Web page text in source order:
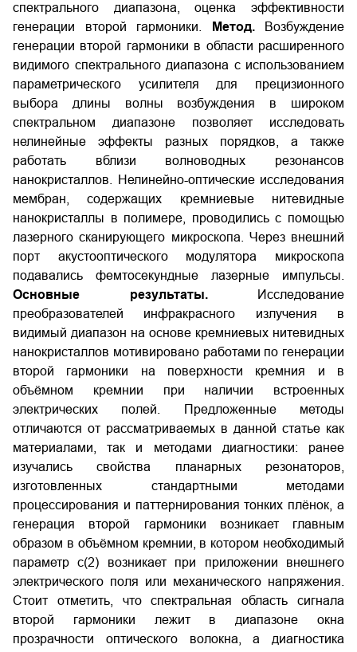
спектрального диапазона, оценка эффективности
генерации второй гармоники.
Метод.
Возбуждение
генерации второй гармоники в области расширенного
видимого спектрального диапазона с использованием
параметрического усилителя для прецизионного
выбора длины волны возбуждения в широком
спектральном диапазоне позволяет исследовать
нелинейные эффекты разных порядков, а также
работать вблизи волноводных резонансов
нанокристаллов. Нелинейно-оптические исследования
мембран, содержащих кремниевые нитевидные
нанокристаллы в полимере, проводились с помощью
лазерного сканирующего микроскопа. Через внешний
порт акустооптического модулятора микроскопа
подавались фемтосекундные лазерные импульсы.
Основные результаты.Исследование
преобразователей инфракрасного излучения в
видимый диапазон на основе кремниевых нитевидных
нанокристаллов мотивировано работами по генерации
второй гармоники на поверхности кремния и в
объёмном кремнии при наличии встроенных
электрических полей. Предложенные методы
отличаются от рассматриваемых в данной статье как
материалами, так и методами диагностики: ранее
изучались свойства планарных резонаторов,
изготовленных стандартными методами
процессирования и паттернирования тонких плёнок, а
генерация второй гармоники возникает главным
образом в объёмном кремнии, в котором необходимый
параметр c(2) возникает при приложении внешнего
электрического поля или механического напряжения.
Стоит отметить, что спектральная область сигнала
второй гармоники лежит в диапазоне окна
прозрачности оптического волокна, а диагностика